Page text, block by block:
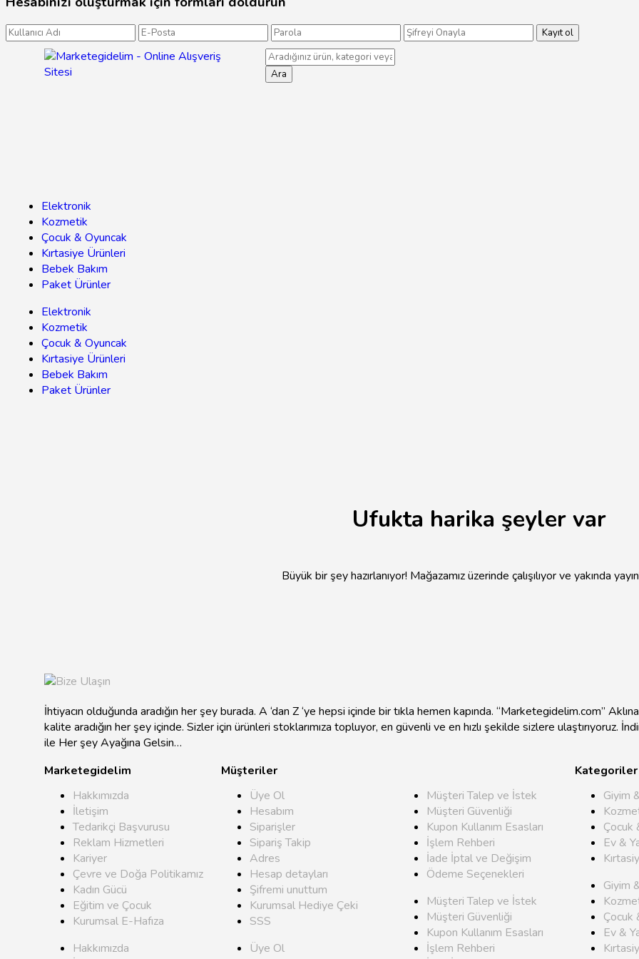
Ara
Elektronik
Kozmetik
Çocuk & Oyuncak
Kırtasiye Ürünleri
Bebek Bakım
Paket Ürünler
Elektronik
Kozmetik
Çocuk & Oyuncak
Kırtasiye Ürünleri
Bebek Bakım
Paket Ürünler
Ufukta harika şeyler var
Büyük bir şey hazırlanıyor! Mağazamız üzerinde çalışılıyor ve yakında
İhtiyacın olduğunda aradığın her şey burada. A ‘dan Z ‘ye hepsi içinde bir tıkla hemen kapında. “Marketegidelim.com”
kalite aradığın her şey içinde. Sizler için ürünleri stoklarımıza topluyor, en güvenli ve en hızlı şekilde sizlere ulaştırıyoruz.
ile Her şey Ayağına Gelsin…
Marketegidelim
Hakkımızda
İletişim
Tedarikçi Başvurusu
Reklam Hizmetleri
Kariyer
Çevre ve Doğa Politikamız
Kadın Gücü
Eğitim ve Çocuk
Kurumsal E-Hafıza
Hakkımızda
Müşteriler
Üye Ol
Hesabım
Siparişler
Sipariş Takip
Adres
Hesap detayları
Şifremi unuttum
Kurumsal Hediye Çeki
SSS
Üye Ol
Müşteri Talep ve İstek
Müşteri Güvenliği
Kupon Kullanım Esasları
İşlem Rehberi
İade İptal ve Değişim
Ödeme Seçenekleri
Müşteri Talep ve İstek
Müşteri Güvenliği
Kupon Kullanım Esasları
İşlem Rehberi
Kategoriler
Giyim
Çocuk
Ev &
Giyim
Çocuk
Ev &